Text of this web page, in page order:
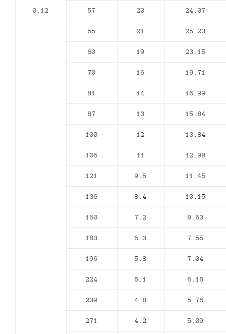
0.12 57 20 24.07
55 21 25.23
60 19 23.15
70 16 19.71
81 14 16.99
87 13 15.84
100 12 13.84
106 11 12.98
121 9.5 11.45
136 8.4 10.15
160 7.2 8.63
183 6.3 7.55
196 5.8 7.04
224 5.1 6.15
239 4.8 5.76
271 4.2 5.09